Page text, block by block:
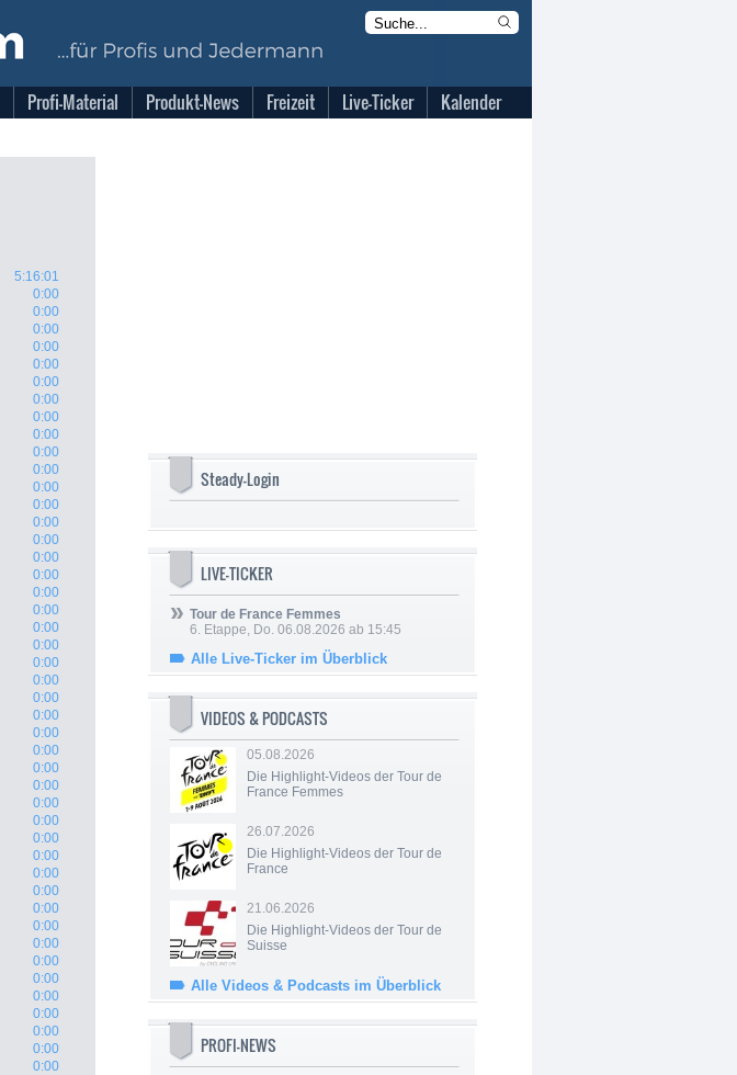
Profi-Material Produkt-News Freizeit Live-Ticker Kalender
5:16:01
0:00
0:00
0:00
0:00
0:00
0:00
0:00
0:00
0:00
0:00
0:00
0:00
0:00
0:00
0:00
0:00
0:00
0:00
0:00
0:00
0:00
0:00
0:00
0:00
0:00
0:00
0:00
0:00
0:00
0:00
0:00
0:00
0:00
0:00
0:00
0:00
0:00
0:00
0:00
0:00
0:00
0:00
0:00
0:00
0:00
Steady-Login
LIVE-TICKER
Tour de France Femmes
6. Etappe, Do. 06.08.2026 ab 15:45
Alle Live-Ticker im Überblick
VIDEOS & PODCASTS
05.08.2026
Die Highlight-Videos der Tour de
France Femmes
26.07.2026
Die Highlight-Videos der Tour de
France
21.06.2026
Die Highlight-Videos der Tour de
Suisse
Alle Videos & Podcasts im Überblick
PROFI-NEWS